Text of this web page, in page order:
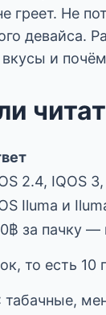
греет. Не
девайса.
и
2.4, IQOS
Iluma и
฿ за пачку —
то есть 10
табачные,